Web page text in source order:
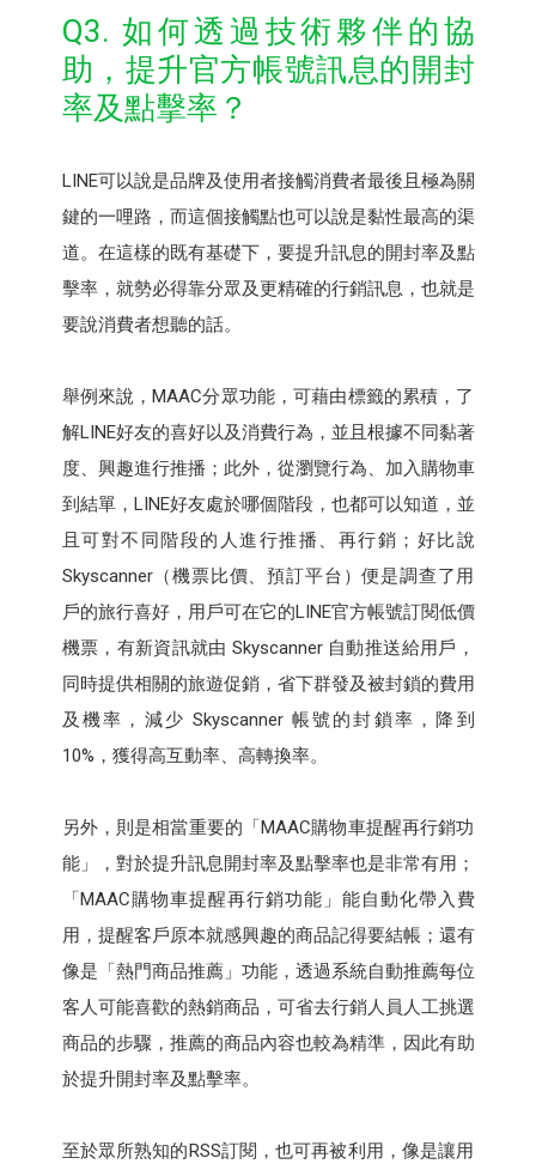
Q3. 如何透過技術夥伴的協
助，提升官方帳號訊息的開封
率及點擊率？
LINE可以說是品牌及使用者接觸消費者最後且極為關
鍵的一哩路，而這個接觸點也可以說是黏性最高的渠
道。在這樣的既有基礎下，要提升訊息的開封率及點
擊率，就勢必得靠分眾及更精確的行銷訊息，也就是
要說消費者想聽的話。
舉例來說，MAAC分眾功能，可藉由標籤的累積，了
解LINE好友的喜好以及消費行為，並且根據不同黏著
度、興趣進行推播；此外，從瀏覽行為、加入購物車
到結單，LINE好友處於哪個階段，也都可以知道，並
且可對不同階段的人進行推播、再行銷；好比說
Skyscanner（機票比價、預訂平台）便是調查了用
戶的旅行喜好，用戶可在它的LINE官方帳號訂閱低價
機票，有新資訊就由 Skyscanner 自動推送給用戶，
同時提供相關的旅遊促銷，省下群發及被封鎖的費用
及機率，減少 Skyscanner 帳號的封鎖率，降到
10%，獲得高互動率、高轉換率。
另外，則是相當重要的「MAAC購物車提醒再行銷功
能」，對於提升訊息開封率及點擊率也是非常有用；
「MAAC購物車提醒再行銷功能」能自動化帶入費
用，提醒客戶原本就感興趣的商品記得要結帳；還有
像是「熱門商品推薦」功能，透過系統自動推薦每位
客人可能喜歡的熱銷商品，可省去行銷人員人工挑選
商品的步驟，推薦的商品內容也較為精準，因此有助
於提升開封率及點擊率。
至於眾所熟知的RSS訂閱，也可再被利用，像是讓用